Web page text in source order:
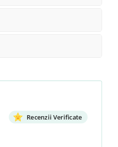
Recenzii Verificate